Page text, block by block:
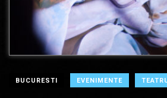
BUCURESTI EVENIMENTE